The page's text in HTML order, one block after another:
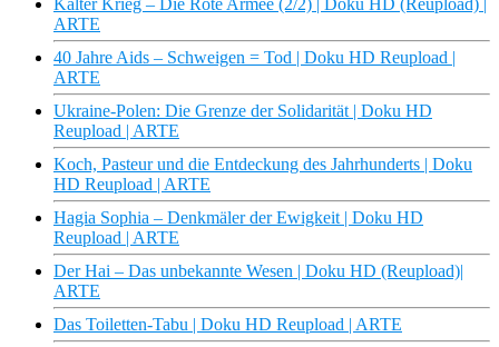
Kalter Krieg – Die Rote Armee (2/2) | Doku HD (Reupload) |
ARTE
40 Jahre Aids – Schweigen = Tod | Doku HD Reupload |
ARTE
Ukraine-Polen: Die Grenze der Solidarität | Doku HD
Reupload | ARTE
Koch, Pasteur und die Entdeckung des Jahrhunderts | Doku
HD Reupload | ARTE
Hagia Sophia – Denkmäler der Ewigkeit | Doku HD
Reupload | ARTE
Der Hai – Das unbekannte Wesen | Doku HD (Reupload)|
ARTE
Das Toiletten-Tabu | Doku HD Reupload | ARTE